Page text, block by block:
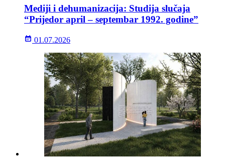
Mediji i dehumanizacija: Studija slučaja
“Prijedor april – septembar 1992. godine”
01.07.2026